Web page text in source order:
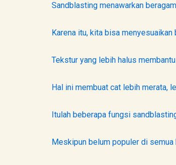
Sandblasting menawarkan
Karena itu, kita bisa
Tekstur yang lebih halus
Hal ini membuat cat lebih merata,
Itulah beberapa fungsi
Meskipun belum populer di semua